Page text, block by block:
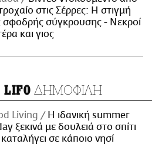
στις Σέρρες: Η στιγμή
σφοδρής σύγκρουσης - Νεκροί
και γιος
LIFO ΔΗΜΟΦΙΛΗ
Living
Η ιδανική summer
ξεκινά με δουλειά στο σπίτι
καταλήγει σε κάποιο νησί